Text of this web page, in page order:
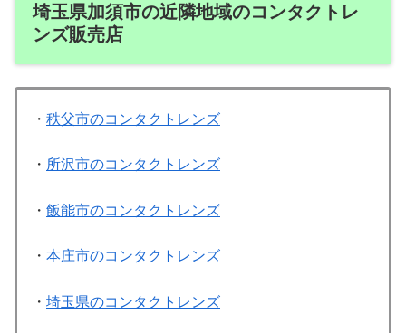
埼玉県加須市の近隣地域のコンタクトレ
ンズ販売店
・ 秩父市のコンタクトレンズ
・ 所沢市のコンタクトレンズ
・ 飯能市のコンタクトレンズ
・ 本庄市のコンタクトレンズ
・ 埼玉県のコンタクトレンズ